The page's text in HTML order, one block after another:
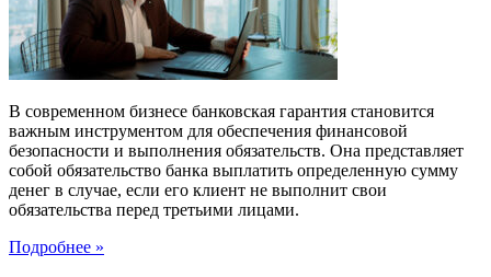
зачем
она
нужна
В современном бизнесе банковская гарантия становится
важным инструментом для обеспечения финансовой
безопасности и выполнения обязательств. Она представляет
собой обязательство банка выплатить определенную сумму
денег в случае, если его клиент не выполнит свои
обязательства перед третьими лицами.
Подробнее »